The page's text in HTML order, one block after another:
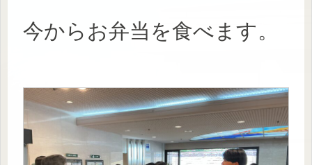
今からお弁当を食べます。